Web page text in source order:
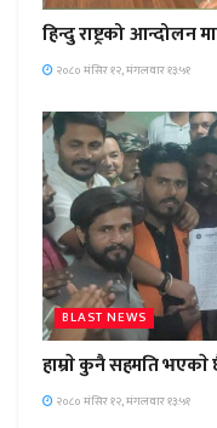
हिन्दु राष्ट्रको आन्दोलन
२०८० मंसिर १२, मंगलवार १३:५१
BLAST NEWS
हाम्राे कुनै सहमति
२०८० मंसिर १२, मंगलवार १३:५१